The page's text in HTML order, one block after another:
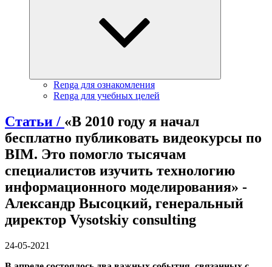
Renga для ознакомления
Renga для учебных целей
Статьи / «В 2010 году я начал
бесплатно публиковать видеокурсы по
BIM. Это помогло тысячам
специалистов изучить технологию
информационного моделирования» -
Александр Высоцкий, генеральный
директор Vysotskiy consulting
24-05-2021